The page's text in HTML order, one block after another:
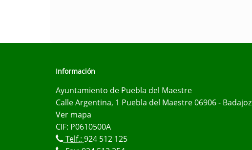
Información
Ayuntamiento de Puebla del Maestre
Calle Argentina, 1 Puebla del Maestre 06906 - Badajoz
Ver mapa
CIF: P0610500A
Telf.: 924 512 125